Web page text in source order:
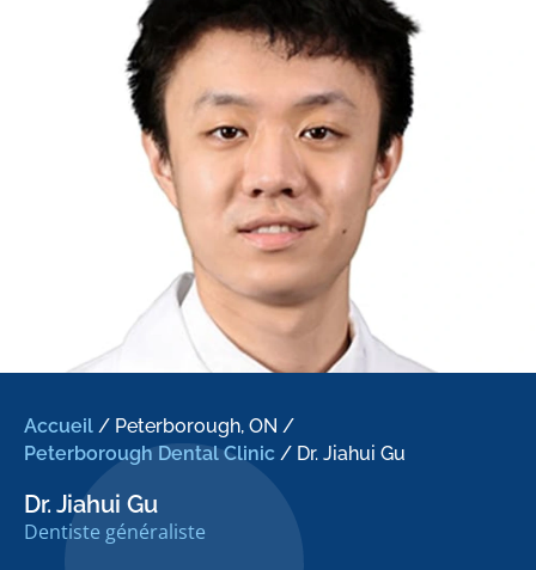
Accueil / Peterborough, ON /
Peterborough Dental Clinic / Dr. Jiahui Gu
Dr. Jiahui Gu
Dentiste généraliste